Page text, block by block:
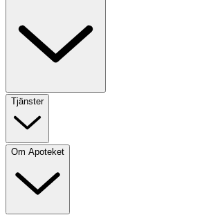
Tjänster
Om Apoteket